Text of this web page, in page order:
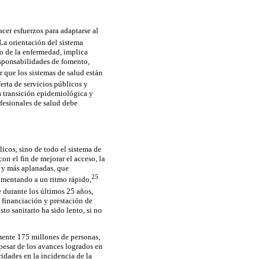
esfuerzos para adaptarse al
orientación del sistema
de la enfermedad, implica
de fomento,
que los sistemas de salud están
de servicios públicos y
transición epidemiológica y
de salud debe
sino de todo el sistema de
el fin de mejorar el acceso, la
más aplanadas, que
a un ritmo rápido,25
los últimos 25 años,
y prestación de
sanitario ha sido lento, si no
175 millones de personas,
de los avances logrados en
en la incidencia de la